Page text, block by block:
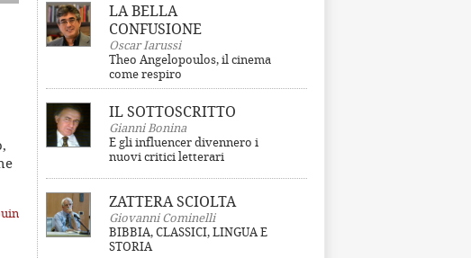
LA BELLA
CONFUSIONE
Oscar Iarussi
Theo Angelopoulos, il cinema
come respiro
IL SOTTOSCRITTO
Gianni Bonina
E gli influencer divennero i
nuovi critici letterari
ZATTERA SCIOLTA
Giovanni Cominelli
BIBBIA, CLASSICI, LINGUA E
STORIA